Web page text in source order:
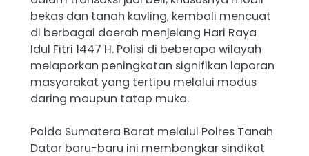
bekas dan tanah kavling, kembali mencuat
di berbagai daerah menjelang Hari Raya
Idul Fitri 1447 H. Polisi di beberapa wilayah
melaporkan peningkatan signifikan laporan
masyarakat yang tertipu melalui modus
daring maupun tatap muka.
Polda Sumatera Barat melalui Polres Tanah
Datar baru-baru ini membongkar sindikat